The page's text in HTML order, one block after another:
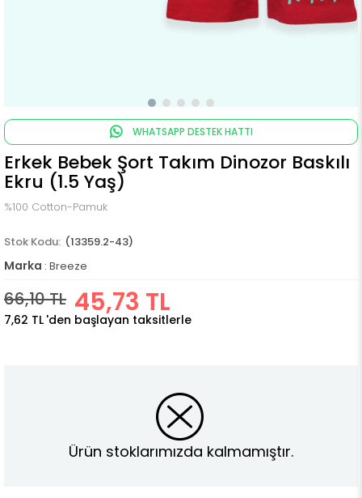
WHATSAPP DESTEK HATTI
Erkek Bebek Şort Takım Dinozor Baskılı
Ekru (1.5 Yaş)
%100 Cotton-Pamuk
(13359.2-43)
Marka : Breeze
66,10 TL 45,73 TL
7,62 TL 'den başlayan taksitlerle
Ürün stoklarımızda kalmamıştır.